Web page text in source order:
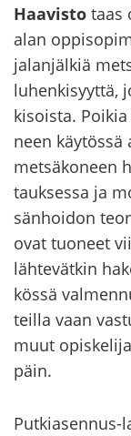
Haa­vis­to taas
alan
ja­lan­jäl­kiä
lu­hen­ki­syyt­tä,
kisoista.
neen
met­sä­ko­neen
tauk­ses­sa ja
sän­hoi­don
ovat tuo­neet
läh­te­vät­kin
kös­sä
teil­la vaan
muut
päin.
Putkiasennus-​